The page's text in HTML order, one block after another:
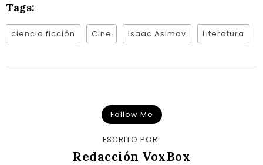
Tags:
ciencia ficción Cine Isaac Asimov Literatura
Follow Me
ESCRITO POR:
Redacción VoxBox